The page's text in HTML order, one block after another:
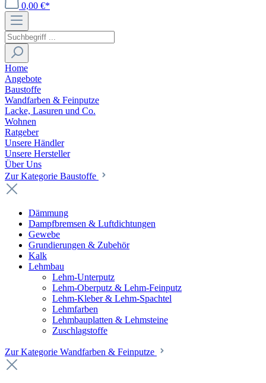
0,00 €*
Home
Angebote
Baustoffe
Wandfarben & Feinputze
Lacke, Lasuren und Co.
Wohnen
Ratgeber
Unsere Händler
Unsere Hersteller
Über Uns
Zur Kategorie Baustoffe
Dämmung
Dampfbremsen & Luftdichtungen
Gewebe
Grundierungen & Zubehör
Kalk
Lehmbau
Lehm-Unterputz
Lehm-Oberputz & Lehm-Feinputz
Lehm-Kleber & Lehm-Spachtel
Lehmfarben
Lehmbauplatten & Lehmsteine
Zuschlagstoffe
Zur Kategorie Wandfarben & Feinputze